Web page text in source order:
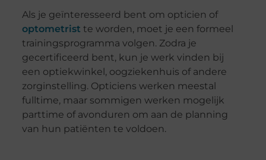
Als je geïnteresseerd bent om opticien of
optometrist te worden, moet je een formeel
trainingsprogramma volgen. Zodra je
gecertificeerd bent, kun je werk vinden bij
een optiekwinkel, oogziekenhuis of andere
zorginstelling. Opticiens werken meestal
fulltime, maar sommigen werken mogelijk
parttime of avonduren om aan de planning
van hun patiënten te voldoen.